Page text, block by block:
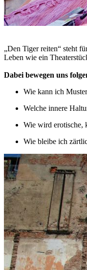
„Den Tiger reiten“ steht
Leben wie ein
Dabei bewegen uns
Wie kann ich
Welche innere
Wie wird erotische,
Wie bleibe ich